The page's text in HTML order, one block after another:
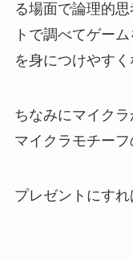
る場面で論理的
トで調べてゲー
を身につけやすく
ちなみにマイクラ
マイクラモチー
プレゼントにす